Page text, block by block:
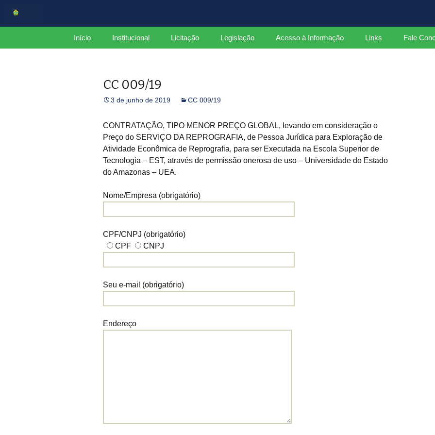
Centro de Serviços Compartilhados
Início Institucional
Organograma
Mapa do Site
Plano de Integridade
Relatório Gerencial
CCGov
Licitação Legislação
Portarias
Instruções Normativas
Acesso à Informação Links Fale
CC 009/19
3 de junho de 2019 CC 009/19
CONTRATAÇÃO, TIPO MENOR PREÇO GLOBAL, levando em consideração o
Preço do SERVIÇO DA REPROGRAFIA, de Pessoa Jurídica para Exploração de
Atividade Econômica de Reprografia, para ser Executada na Escola Superior de
Tecnologia – EST, através de permissão onerosa de uso – Universidade do Estado
do Amazonas – UEA.
Nome/Empresa (obrigatório)
CPF/CNPJ (obrigatório)
CPF
CNPJ
Seu e-mail (obrigatório)
Endereço